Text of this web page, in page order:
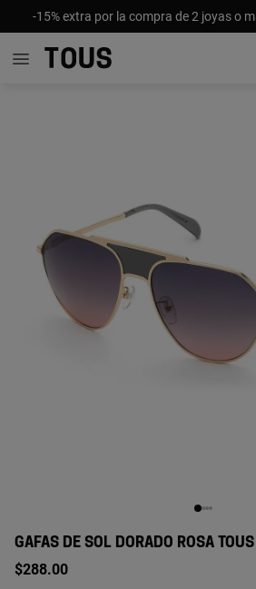
-15% extra por la compra de 2 joyas o
GAFAS DE SOL DORADO ROSA
$288.00